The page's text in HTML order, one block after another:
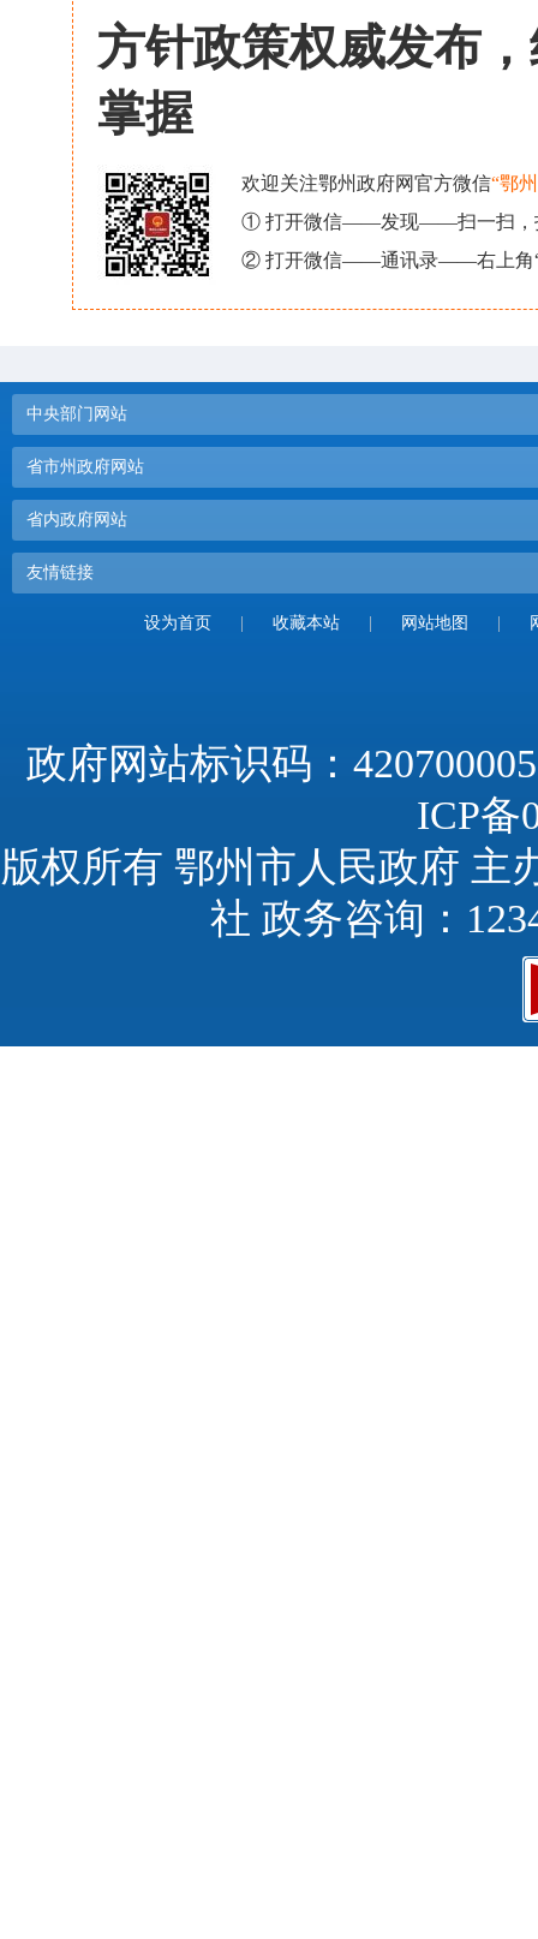
方针政策权威发布
掌握
欢迎关注鄂州政府网官方微信“鄂
① 打开微信——发现——扫一扫，
② 打开微信——通讯录——右上角“
中央部门网站
省市州政府网站
省内政府网站
友情链接
设为首页 收藏本站 网站地图
政府网站标识码：
ICP备
版权所有 鄂州市人民政府 主
社 政务咨询：